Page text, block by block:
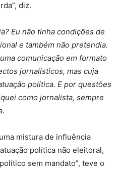
diz.
Eu não tinha condições de
e também não pretendia.
comunicação em formato
jornalísticos, mas cuja
política. E por questões
como jornalista, sempre
mistura de influência
política não eleitoral,
sem mandato”, teve o